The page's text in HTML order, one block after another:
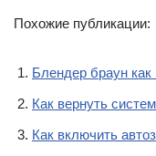
Похожие публикации:
Блендер браун как
Как вернуть
Как включить